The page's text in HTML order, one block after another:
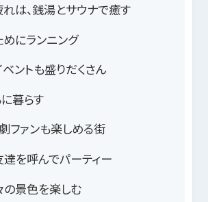
は、銭湯とサウナで癒す
にランニング
ントも盛りだくさん
暮らす
ファンも楽しめる街
を呼んでパーティー
景色を楽しむ